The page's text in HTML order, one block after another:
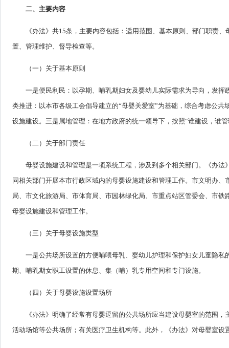
二、主要内容
《办法》共15条，主要内容包括：适用范围、基本原则、部门职责
置、管理维护、督导检查等。
（一）关于基本原则
一是便民利民：以孕期、哺乳期妇女及婴幼儿实际需求为导向，发
类推进：以本市各级工会倡导建立的“母婴关爱室”为基础，综合考虑公
设施建设。三是属地管理：在地方政府的统一领导下，按照“谁建设，谁
（二）关于部门责任
母婴设施建设和管理是一项系统工程，涉及到多个相关部门。《办
同相关部门开展本市行政区域内的母婴设施建设和管理工作。市文明办
局、市文化旅游局、市体育局、市园林绿化局、市重点站区管委会、市
母婴设施建设和管理工作。
（三）关于母婴设施类型
一是公共场所设置的方便哺喂母乳、婴幼儿护理和保护妇女儿童隐
期、哺乳期女职工设置的休息、集（哺）乳专用空间和专门设施。
（四）关于母婴设施设置场所
《办法》明确了经常有母婴逗留的公共场所应当建设母婴室的范围
活动场馆等公共场所；有关医疗卫生机构等。此外，《办法》对母婴室